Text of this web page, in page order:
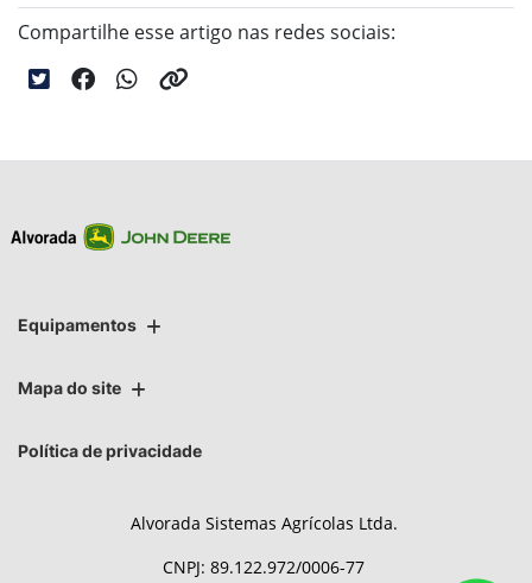
Compartilhe esse artigo nas redes sociais:
Equipamentos
Mapa do site
Política de privacidade
Alvorada Sistemas Agrícolas Ltda.
CNPJ: 89.122.972/0006-77